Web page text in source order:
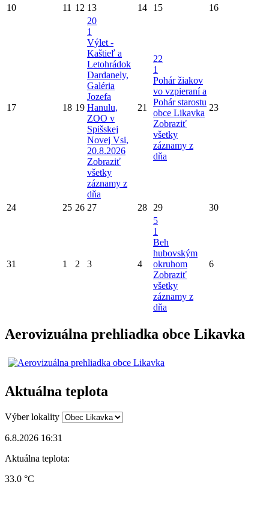
10 11 12 13 14 15 16
17 18 19
20
1
Výlet -
Kaštieľ a
Letohrádok
Dardanely,
Galéria
Jozefa
Hanulu,
ZOO v
Spišskej
Novej Vsi,
20.8.2026
Zobraziť
všetky
záznamy z
dňa
21
22
1
Pohár žiakov
vo vzpieraní a
Pohár starostu
obce Likavka
Zobraziť
všetky
záznamy z
dňa
23
24 25 26 27 28 29 30
31 1 2 3 4
5
1
Beh
hubovským
okruhom
Zobraziť
všetky
záznamy z
dňa
6
Aerovizuálna prehliadka obce Likavka
Aktuálna teplota
Výber lokality
6.8.2026 16:31
Aktuálna teplota:
33.0 °C